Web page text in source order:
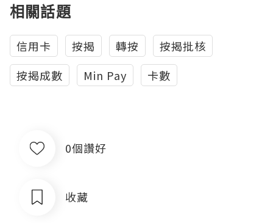
相關話題
信用卡 按揭 轉按
按揭批核
按揭成數
Min Pay 卡數
0個讚好
收藏